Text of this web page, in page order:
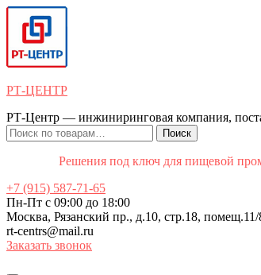
Перейти
содержимому
Перейти
к
содержимому
РТ-ЦЕНТР
РТ-Центр — инжиниринговая компания,
Искать:
Поиск
Решения под ключ для пищевой
+7 (915) 587-71-65
Пн-Пт с 09:00 до 18:00
Москва, Рязанский пр., д.10, стр.18,
rt-centrs@mail.ru
Заказать звонок